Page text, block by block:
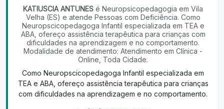
KATIUSCIA ANTUNES é Neuropsicopedagogia em Vila
Velha (ES) e atende Pessoas com Deficiência. Como
Neuropscicopedagoga Infantil especializada em TEA e
ABA, ofereço assistência terapêutica para crianças com
dificuldades na aprendizagem e no comportamento.
Modalidade de atendimento: Atendimento em Clínica -
Online, Toda Cidade.
Como Neuropscicopedagoga Infantil especializada em
TEA e ABA, ofereço assistência terapêutica para crianças
com dificuldades na aprendizagem e no comportamento.